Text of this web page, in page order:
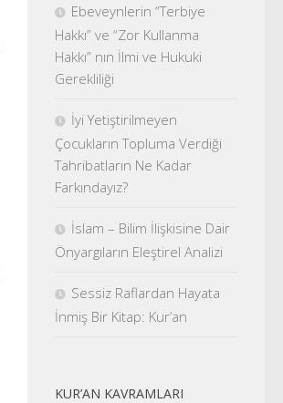
Ebeveynlerin “Terbiye
Hakkı” ve “Zor Kullanma
Hakkı” nın İlmi ve Hukuki
Gerekliliği
İyi Yetiştirilmeyen
Çocukların Topluma Verdiği
Tahribatların Ne Kadar
Farkındayız?
İslam – Bilim İlişkisine Dair
Önyargıların Eleştirel Analizi
Sessiz Raflardan Hayata
İnmiş Bir Kitap: Kur’an
KUR’AN KAVRAMLARI